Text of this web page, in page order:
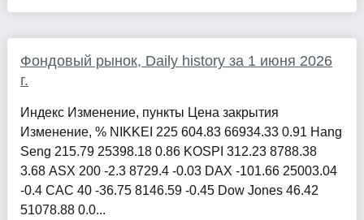
Фондовый рынок, Daily history за 1 июня 2026
г.
Индекс Изменение, пункты Цена закрытия
Изменение, % NIKKEI 225 604.83 66934.33 0.91 Hang
Seng 215.79 25398.18 0.86 KOSPI 312.23 8788.38
3.68 ASX 200 -2.3 8729.4 -0.03 DAX -101.66 25003.04
-0.4 CAC 40 -36.75 8146.59 -0.45 Dow Jones 46.42
51078.88 0.0...